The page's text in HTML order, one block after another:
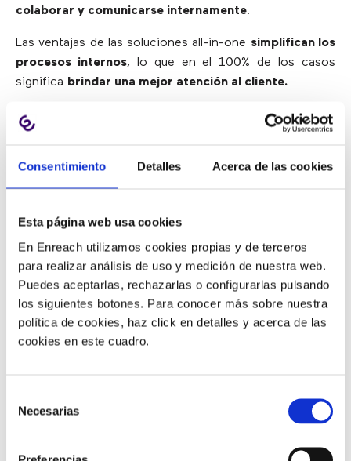
Consentimiento Detalles Acerca de las cookies
Esta página web usa cookies
En Enreach utilizamos cookies propias y de terceros
para realizar análisis de uso y medición de nuestra web.
Puedes aceptarlas, rechazarlas o configurarlas pulsando
los siguientes botones. Para conocer más sobre nuestra
política de cookies, haz click en detalles y acerca de las
cookies en este cuadro.
Necesarias
colaborar y comunicarse internamente.
Las ventajas de las soluciones all-in-one simplifican los
procesos internos, lo que en el 100% de los casos
significa brindar una mejor atención al cliente.
VENTAJAS A NIVEL DE
ATENCIÓN AL CLIENTE
La integración de UCaaS y CCaaS ayuda a las empresas
a ofrecer una mejor experiencia de cliente. Como
durante una conversación con un consumidor es
posible contactar con un experto de nuestro equipo
para ayudar en la consulta,reducimos las
transferenciasentre departamentos,resolvemos las
dudas en la primera llamada